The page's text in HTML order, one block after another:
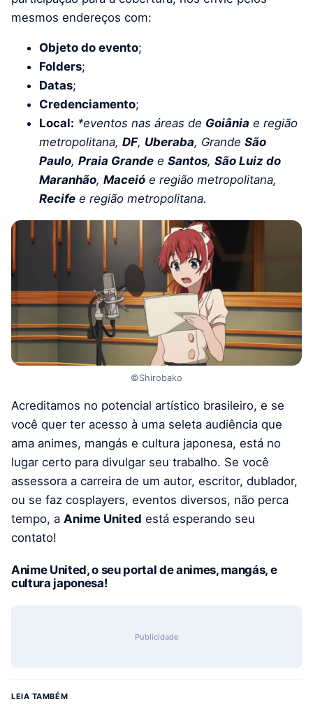
mesmos endereços com:
Objeto do evento;
Folders;
Datas;
Credenciamento;
Local: *eventos nas áreas de Goiânia e região
metropolitana, DF, Uberaba, Grande São
Paulo, Praia Grande e Santos, São Luiz do
Maranhão, Maceió e região metropolitana,
Recife e região metropolitana.
©Shirobako
Acreditamos no potencial artístico brasileiro, e se
você quer ter acesso à uma seleta audiência que
ama animes, mangás e cultura japonesa, está no
lugar certo para divulgar seu trabalho. Se você
assessora a carreira de um autor, escritor, dublador,
ou se faz cosplayers, eventos diversos, não perca
tempo, a Anime United está esperando seu
contato!
Anime United, o seu portal de animes, mangás, e
cultura japonesa!
Publicidade
LEIA TAMBÉM